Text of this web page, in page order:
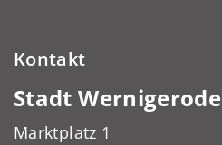
Kontakt
Stadt Wernigerode
Marktplatz 1